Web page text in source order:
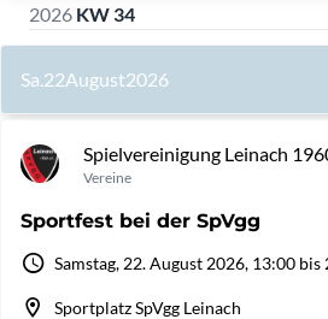
2026 KW 34
Sa.22August2026
Spielvereinigung Leinach
Vereine
Sportfest bei der SpVgg
Samstag, 22. August 2026, 13:00
Sportplatz SpVgg Leinach